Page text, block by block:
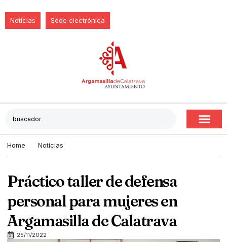
Noticias Sede electrónica
Home Noticias
Práctico taller de defensa
personal para mujeres en
Argamasilla de Calatrava
25/11/2022